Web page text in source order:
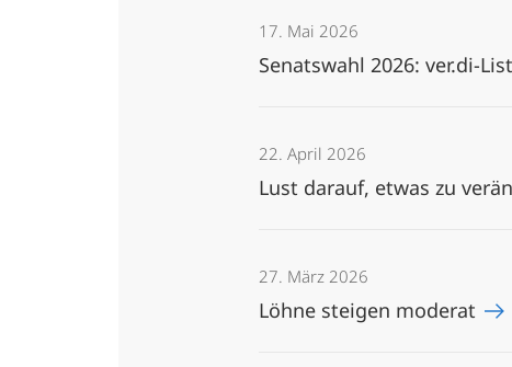
17. Mai 2026
Senatswahl 2026: ver.di-
22. April 2026
Lust darauf, etwas zu
27. März 2026
Löhne steigen moderat